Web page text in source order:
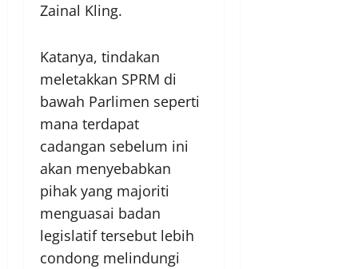
Zainal Kling.
Katanya, tindakan
meletakkan SPRM di
bawah Parlimen seperti
mana terdapat
cadangan sebelum ini
akan menyebabkan
pihak yang majoriti
menguasai badan
legislatif tersebut lebih
condong melindungi